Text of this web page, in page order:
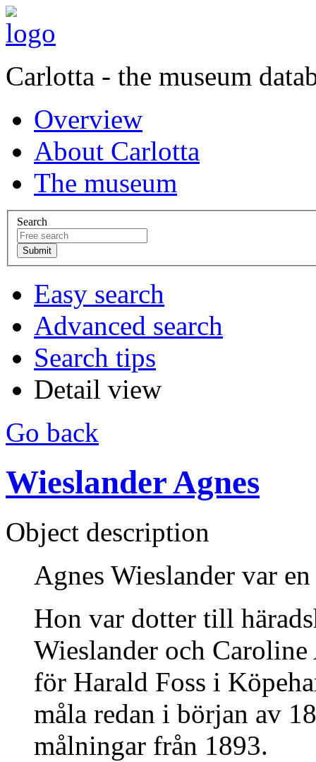
Carlotta - the museum
Overview
About Carlotta
The museum
Search
Easy search
Advanced search
Search tips
Detail view
Go back
Wieslander Agnes
Object description
Agnes Wieslander var
Hon var dotter till
Wieslander och
för Harald Foss i
måla redan i början av
målningar från 1893.